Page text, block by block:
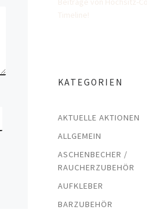
KATEGORIEN
AKTUELLE AKTIONEN
ALLGEMEIN
ASCHENBECHER /
RAUCHERZUBEHÖR
AUFKLEBER
BARZUBEHÖR